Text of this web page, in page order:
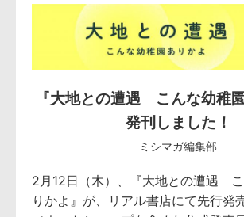
『大地との遭遇 こんな幼稚
発刊しました！
ミシマガ編集部
2月12日（木）、『大地との遭遇
りかよ』が、リアル書店にて先行発